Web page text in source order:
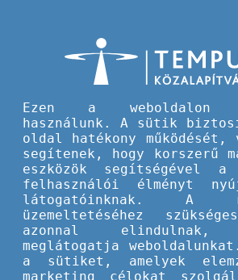
Save the date:
Save the
Tudj meg
Január 20-án ismét
Erasmus+ ifjúság és
meg.
Ezen a weboldalon
használunk. A sütik
oldal hatékony működését,
segítenek, hogy korszerű
eszközök segítségével a
felhasználói élményt
látogatóinknak. A
üzemeltetéséhez
azonnal elindulnak,
meglátogatja
a sütiket, amelyek
marketing célokat